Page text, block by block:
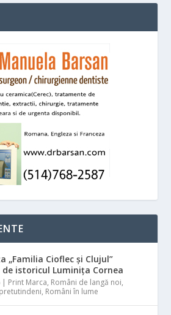
„Familia Cioflec și Clujul”
istoricul Luminița Cornea
| Print Marca, Români de langă noi,
, Români în lume